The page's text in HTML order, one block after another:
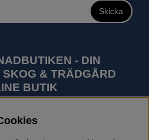
Skicka
- DIN
& TRÄDGÅRD
BUTIK
som skogsmaskiner och
finns bl.a. robotgräsklippare,